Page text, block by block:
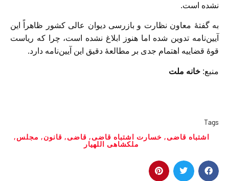
نشده است.
به گفتهٔ معاون نظارت و بازرسی دیوان عالی کشور ظاهراً این
آیین‌نامه تدوین شده اما هنوز ابلاغ نشده است، چرا که ریاست
قوهٔ قضاییه اهتمام جدی بر مطالعهٔ دقیق این آیین‌نامه دارد.
منبع: خانه ملت
Tags
اشتباه قاضی, خسارت اشتباه قاضی, قاضی, قانون, مجلس,
ملکشاهی اللهیار